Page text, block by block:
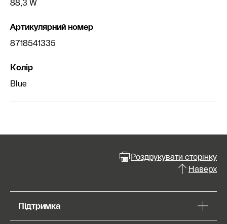
88,3 W
Артикулярний номер
8718541335
Колір
Blue
Роздрукувати сторінку
Наверх
Підтримка